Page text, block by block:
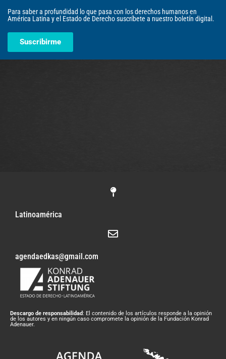
Para saber a profundidad lo que pasa con los derechos humanos en
América Latina y el Estado de Derecho suscríbete a nuestro boletín digital.
Suscribirme
Latinoamérica
agendaedkas@gmail.com
Descargo de responsabilidad: El contenido de los artículos responde a la opinión
de los autores y en ningún caso compromete la opinión de la Fundación Konrad
Adenauer.